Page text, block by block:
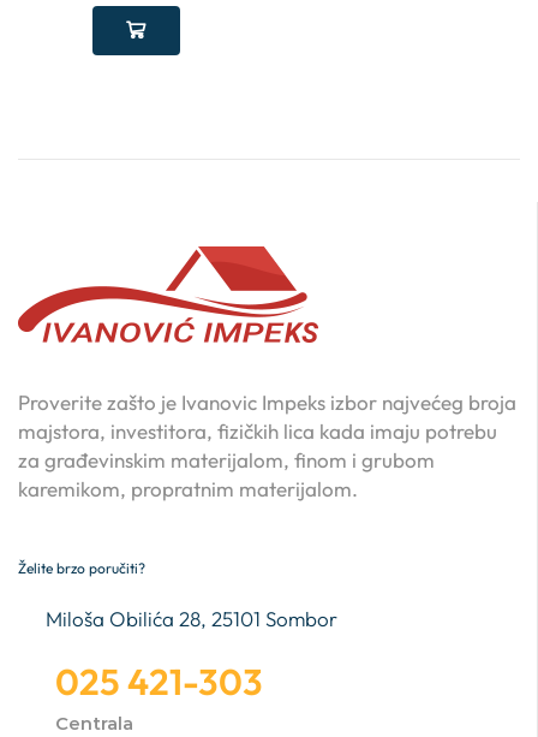
Proverite zašto je Ivanovic Impeks izbor najvećeg broja
majstora, investitora, fizičkih lica kada imaju potrebu
za građevinskim materijalom, finom i grubom
karemikom, propratnim materijalom.
Želite brzo poručiti?
Miloša Obilića 28, 25101 Sombor
025 421-303
Centrala